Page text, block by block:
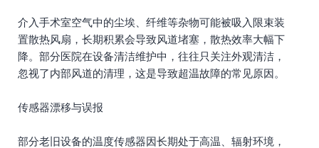
介入手术室空气中的尘埃、纤维等杂物可能被吸入限束装
置散热风扇，长期积累会导致风道堵塞，散热效率大幅下
降。部分医院在设备清洁维护中，往往只关注外观清洁，
忽视了内部风道的清理，这是导致超温故障的常见原因。
传感器漂移与误报
部分老旧设备的温度传感器因长期处于高温、辐射环境，